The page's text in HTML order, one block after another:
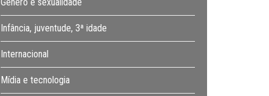
Infância, juventude, 3ª idade
Internacional
Mídia e tecnologia